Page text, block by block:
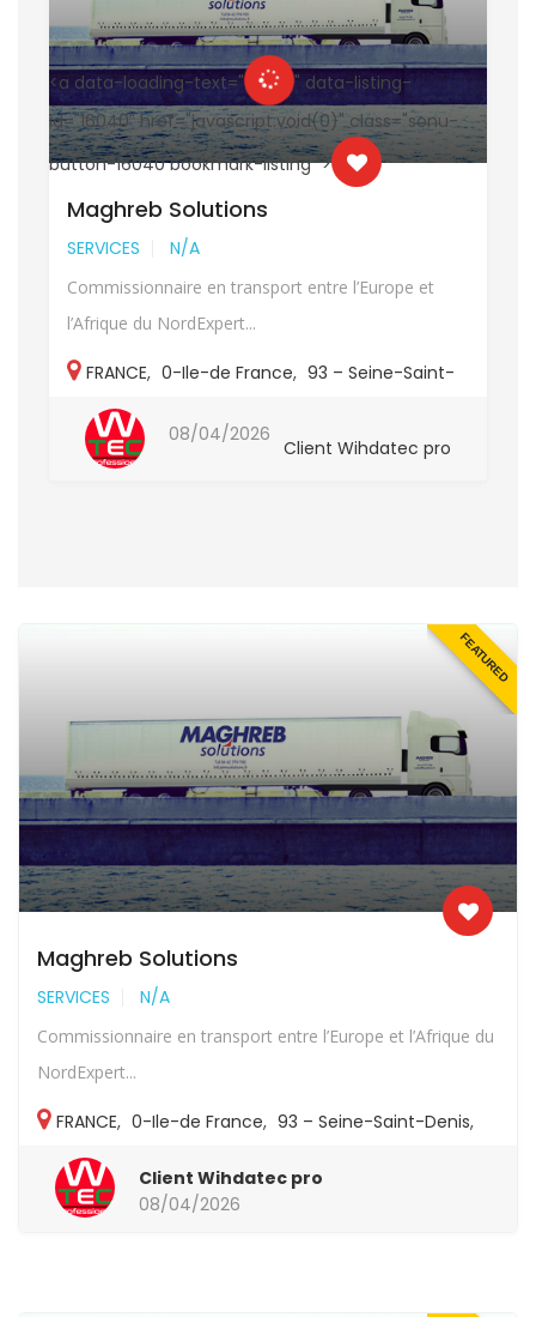
<a data-loading-text="
" data-listing-
id="16040" href="javascript:void(0)" class="sonu-
button-16040 bookmark-listing ">
Maghreb Solutions
SERVICES N/A
Commissionnaire en transport entre l’Europe et
l’Afrique du NordExpert...
FRANCE, 0-Ile-de France, 93 – Seine-Saint-
Denis,
Client Wihdatec pro
08/04/2026
FEATURED
Maghreb Solutions
SERVICES N/A
Commissionnaire en transport entre l’Europe et l’Afrique du
NordExpert...
FRANCE, 0-Ile-de France, 93 – Seine-Saint-Denis,
93-Autres
Client Wihdatec pro
08/04/2026